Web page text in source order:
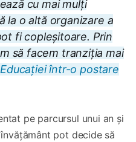
cu mai mulți
la o altă organizare a
fi copleșitoare. Prin
să facem tranziția mai
într-o postare
pe parcursul unui an și
pot decide să